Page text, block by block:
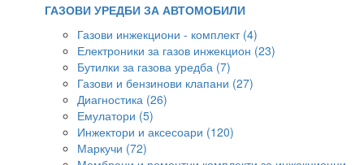
ГАЗОВИ УРЕДБИ ЗА АВТОМОБИЛИ
Газови инжекциони - комплект (4)
Електроники за газов инжекцион (23)
Бутилки за газова уредба (7)
Газови и бензинови клапани (27)
Диагностика (26)
Емулатори (5)
Инжектори и аксесоари (120)
Маркучи (72)